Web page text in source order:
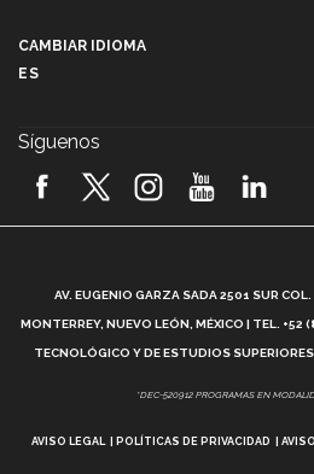
2026! (video)
¿Cómo es el Modelo
Vida Tec: Feminismo e
CAMBIAR IDIOMA
ES
Síguenos
AV. EUGENIO GARZA SADA 2501 SUR
MONTERREY, NUEVO LEÓN, MÉXICO | TEL.
TECNOLÓGICO Y DE ESTUDIOS
*DEC-520912 PROGRAMAS EN
AVISO LEGAL POLÍTICAS DE PRIVACIDAD